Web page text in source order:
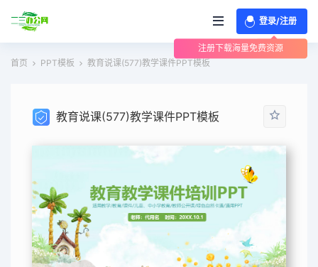
登录/注册
注册下载海量免费资源
首页
PPT模板 教育说课(577)教学课件PPT模板
教育说课(577)教学课件PPT模板